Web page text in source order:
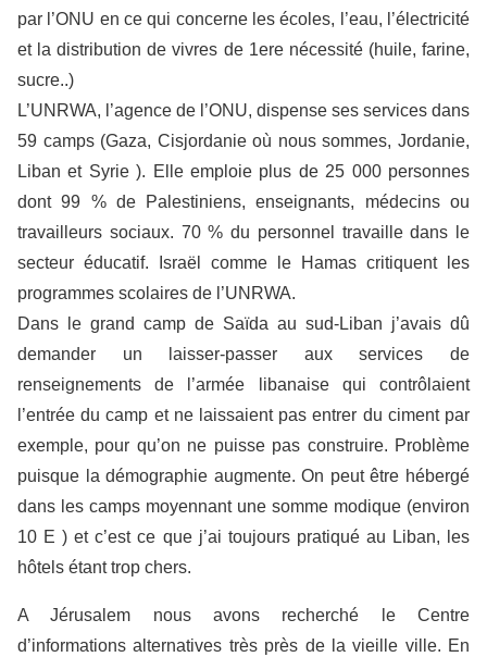
par l’ONU en ce qui concerne les écoles, l’eau, l’électricité
et la distribution de vivres de 1ere nécessité (huile, farine,
sucre..)
L’UNRWA, l’agence de l’ONU, dispense ses services dans
59 camps (Gaza, Cisjordanie où nous sommes, Jordanie,
Liban et Syrie ). Elle emploie plus de 25 000 personnes
dont 99 % de Palestiniens, enseignants, médecins ou
travailleurs sociaux. 70 % du personnel travaille dans le
secteur éducatif. Israël comme le Hamas critiquent les
programmes scolaires de l’UNRWA.
Dans le grand camp de Saïda au sud-Liban j’avais dû
demander un laisser-passer aux services de
renseignements de l’armée libanaise qui contrôlaient
l’entrée du camp et ne laissaient pas entrer du ciment par
exemple, pour qu’on ne puisse pas construire. Problème
puisque la démographie augmente. On peut être hébergé
dans les camps moyennant une somme modique (environ
10 E ) et c’est ce que j’ai toujours pratiqué au Liban, les
hôtels étant trop chers.
A Jérusalem nous avons recherché le Centre
d’informations alternatives très près de la vieille ville. En